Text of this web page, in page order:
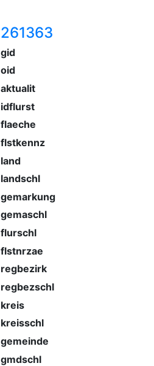
261363
gid
oid
aktualit
idflurst
flaeche
flstkennz
land
landschl
gemarkung
gemaschl
flurschl
flstnrzae
regbezirk
regbezschl
kreis
kreisschl
gemeinde
gmdschl